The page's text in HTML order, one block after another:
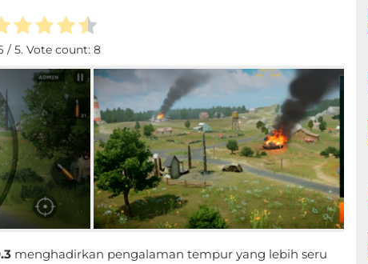
/ 5. Vote count: 8
menghadirkan pengalaman tempur yang lebih seru